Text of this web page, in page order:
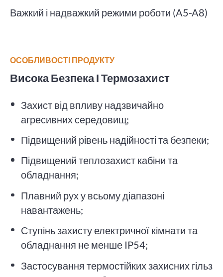
Важкий і надважкий режими роботи (A5-A8)
ОСОБЛИВОСТІ ПРОДУКТУ
Висока Безпека І Термозахист
Захист від впливу надзвичайно
агресивних середовищ;
Підвищений рівень надійності та безпеки;
Підвищений теплозахист кабіни та
обладнання;
Плавний рух у всьому діапазоні
навантажень;
Ступінь захисту електричної кімнати та
обладнання не менше IP54;
Застосування термостійких захисних гільз